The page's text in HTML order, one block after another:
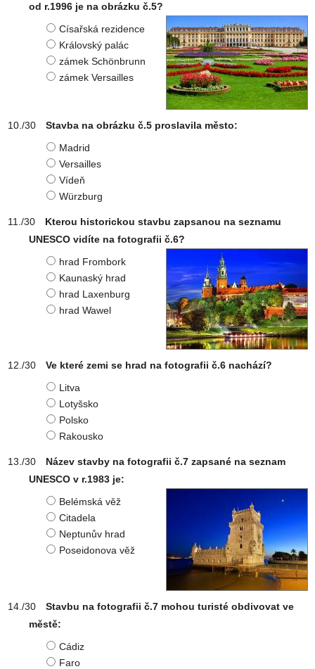
od r.1996 je na obrázku č.5?
Císařská rezidence
Královský palác
zámek Schönbrunn
zámek Versailles
Stavba na obrázku č.5 proslavila město:
Madrid
Versailles
Vídeň
Würzburg
Kterou historickou stavbu zapsanou na seznamu
UNESCO vidíte na fotografii č.6?
hrad Frombork
Kaunaský hrad
hrad Laxenburg
hrad Wawel
Ve které zemi se hrad na fotografii č.6 nachází?
Litva
Lotyšsko
Polsko
Rakousko
Název stavby na fotografii č.7 zapsané na seznam
UNESCO v r.1983 je:
Belémská věž
Citadela
Neptunův hrad
Poseidonova věž
Stavbu na fotografii č.7 mohou turisté obdivovat ve
městě:
Cádiz
Faro